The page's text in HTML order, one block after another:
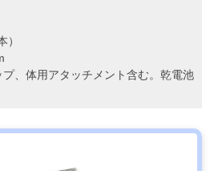
）
プ、体用アタッチメント含む。乾電池